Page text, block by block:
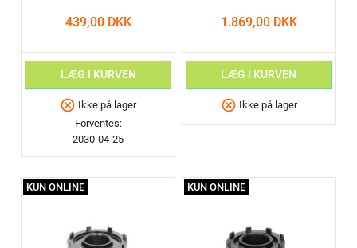
439,00 DKK
LÆG I KURVEN
cancel Ikke på lager
Forventes:
2030-04-25
1.869,00 DKK
LÆG I KURVEN
cancel Ikke på lager
KUN ONLINE KUN ONLINE